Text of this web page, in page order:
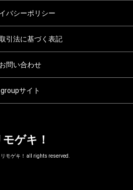
バシーポリシー
引法に基づく表記
お問い合わせ
groupサイト
モゲキ！
モゲキ！ all rights reserved.